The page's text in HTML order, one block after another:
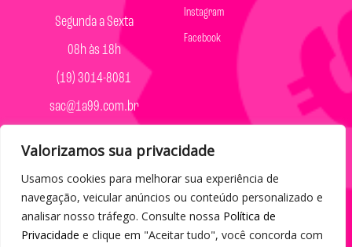
Valorizamos sua privacidade
Usamos cookies para melhorar sua experiência de
navegação, veicular anúncios ou conteúdo personalizado e
analisar nosso tráfego. Consulte nossa Política de
Privacidade e clique em "Aceitar tudo", você concorda com
Segunda a Sexta
08h às 18h
(19) 3014-8081
sac@1a99.com.br
Instagram
Facebook
Formas de pagamento
Dinheiro e Pix